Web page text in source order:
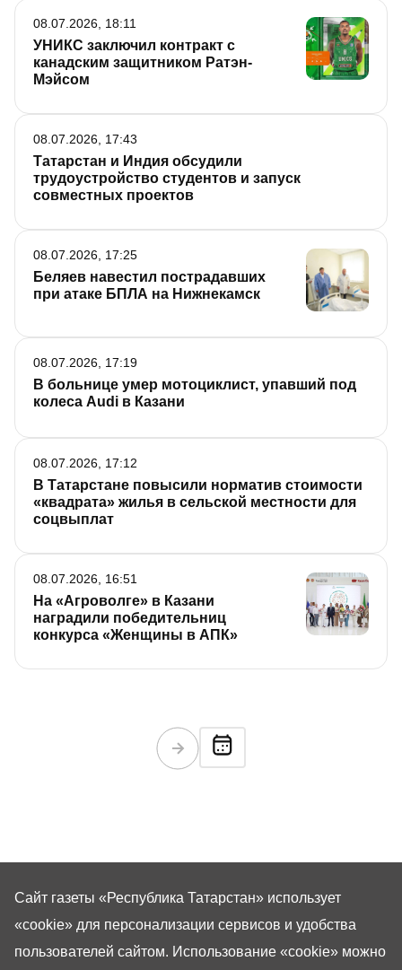
УНИКС заключил контракт с
канадским защитником Ратэн-
Мэйсом
08.07.2026, 18:11
Татарстан и Индия обсудили
трудоустройство студентов и запуск
совместных проектов
08.07.2026, 17:43
Беляев навестил пострадавших
при атаке БПЛА на Нижнекамск
08.07.2026, 17:25
В больнице умер мотоциклист, упавший под
колеса Audi в Казани
08.07.2026, 17:19
В Татарстане повысили норматив стоимости
«квадрата» жилья в сельской местности для
соцвыплат
08.07.2026, 17:12
На «Агроволге» в Казани
наградили победительниц
конкурса «Женщины в АПК»
08.07.2026, 16:51
Сайт газеты «Республика Татарстан» использует
«cookie» для персонализации сервисов и удобства
пользователей сайтом. Использование «cookie» можно